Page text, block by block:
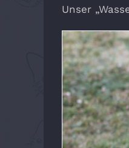
Unser